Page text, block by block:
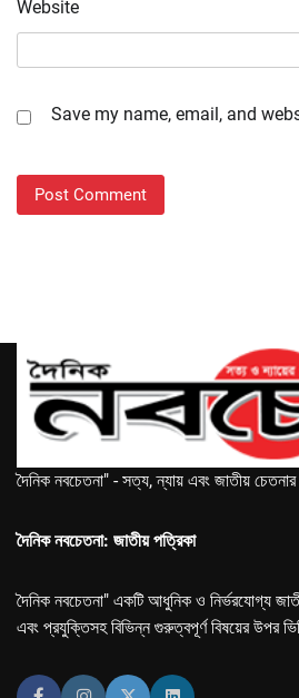
Website
Save my name, email, and
দৈনিক নবচেতনা" - সত্য, ন্যায় এবং জাতীয়
দৈনিক নবচেতনা: জাতীয় পত্রিকা
দৈনিক নবচেতনা" একটি আধুনিক ও নির্ভরযোগ্য
এবং প্রযুক্তিসহ বিভিন্ন গুরুত্বপূর্ণ বিষয়ের উপর